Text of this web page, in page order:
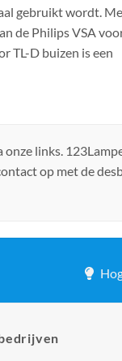
gebruikt wordt.
de Philips VSA
TL-D buizen is een
links.
op met de